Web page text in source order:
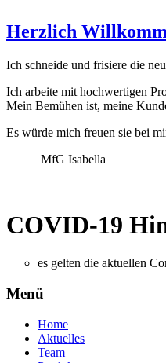
Herzlich
Ich schneide und frisiere die
Ich arbeite mit hochwertigen
Mein Bemühen ist, meine
Es würde mich freuen sie bei
MfG Isabella
COVID-19
es gelten die aktuellen
Menü
Home
Aktuelles
Team